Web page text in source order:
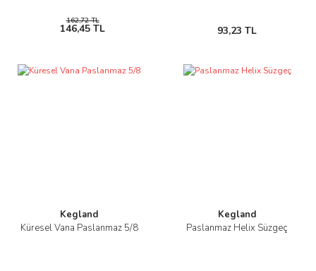
162,72 TL
146,45 TL 93,23 TL
Kegland
Küresel Vana Paslanmaz 5/8
Kegland
Paslanmaz Helix Süzgeç